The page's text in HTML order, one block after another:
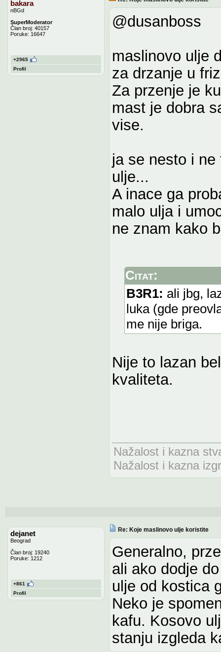
bakara
nBGd
SuperModerator
Član broj: 40157
Poruke: 16647
+2965
Profil
@dusanboss
maslinovo ulje
za drzanje u
Za przenje je
mast je dobra
vise.
ja se nesto i
ulje...
A inace ga
malo ulja i
ne znam kako
Citat:
B3R1: ali jbg,
luka (gde
me nije briga.
Nije to lazan
kvaliteta.
Nažalost i kazna
Nažalost i kazna
dejanet
Beograd
Član broj: 19240
Poruke: 1212
+861
Profil
Re: Koje maslinovo ulje koristite
Generalno,
ali ako dodje
ulje od kostica
Neko je
kafu. Kosovo
stanju izgleda